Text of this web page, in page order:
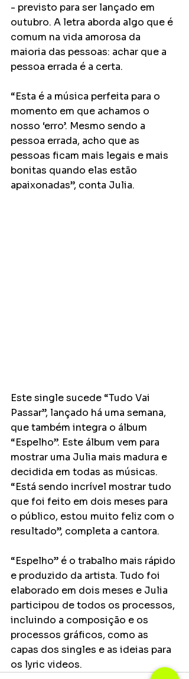
- previsto para ser lançado em
outubro. A letra aborda algo que é
comum na vida amorosa da
maioria das pessoas: achar que a
pessoa errada é a certa.
“Esta é a música perfeita para o
momento em que achamos o
nosso ‘erro’. Mesmo sendo a
pessoa errada, acho que as
pessoas ficam mais legais e mais
bonitas quando elas estão
apaixonadas”, conta Julia.
Este single sucede “Tudo Vai
Passar”, lançado há uma semana,
que também integra o álbum
“Espelho”. Este álbum vem para
mostrar uma Julia mais madura e
decidida em todas as músicas.
“Está sendo incrível mostrar tudo
que foi feito em dois meses para
o público, estou muito feliz com o
resultado”, completa a cantora.
“Espelho” é o trabalho mais rápido
e produzido da artista. Tudo foi
elaborado em dois meses e Julia
participou de todos os processos,
incluindo a composição e os
processos gráficos, como as
capas dos singles e as ideias para
os lyric videos.